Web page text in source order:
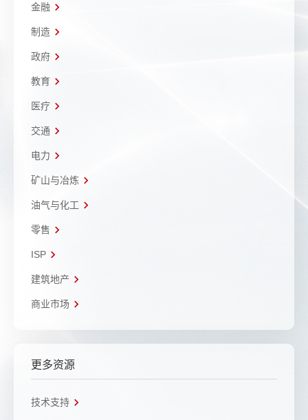
金融
制造
政府
教育
医疗
交通
电力
矿山与冶炼
油气与化工
零售
ISP
建筑地产
商业市场
更多资源
技术支持